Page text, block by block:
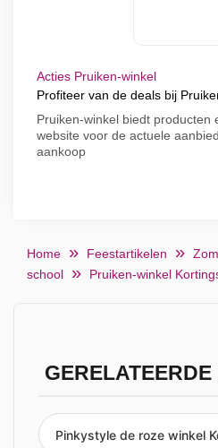
Acties Pruiken-winkel
Profiteer van de deals bij
Pruiken-winkel biedt producten
website voor de actuele
aankoop
Home Feestartikelen
school
Pruiken-winkel
GERELATEERDE
Pinkystyle de roze winkel